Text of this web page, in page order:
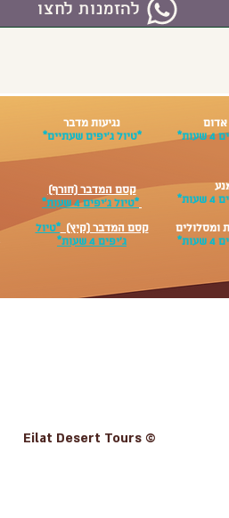
להזמנות לחצו
נגיעות מדבר
*טיול ג׳יפים שעתיים*
אדום
קסם המדבר (חורף)
*טיול ג׳יפים 4 שעות*
קסם המדבר (קיץ)*טיול
ג׳יפים 4 שעות*
ומסלולים
Eilat Desert Tours ©